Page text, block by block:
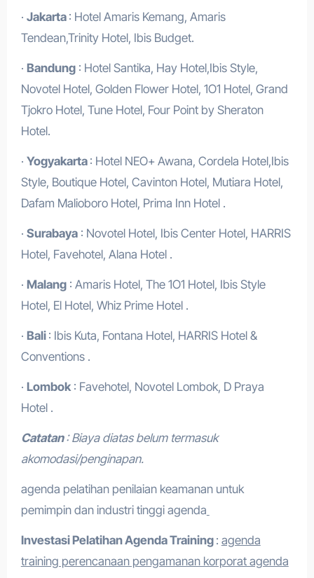
· Jakarta : Hotel Amaris Kemang, Amaris
Tendean,Trinity Hotel, Ibis Budget.
· Bandung: Hotel Santika, Hay Hotel,Ibis Style,
Novotel Hotel, Golden Flower Hotel, 1O1 Hotel, Grand
Tjokro Hotel, Tune Hotel, Four Point by Sheraton
Hotel.
· Yogyakarta : Hotel NEO+ Awana, Cordela Hotel,Ibis
Style, Boutique Hotel, Cavinton Hotel, Mutiara Hotel,
Dafam Malioboro Hotel, Prima Inn Hotel .
· Surabaya: Novotel Hotel, Ibis Center Hotel, HARRIS
Hotel, Favehotel, Alana Hotel .
· Malang: Amaris Hotel, The 1O1 Hotel, Ibis Style
Hotel, El Hotel, Whiz Prime Hotel .
· Bali : Ibis Kuta, Fontana Hotel, HARRIS Hotel &
Conventions .
· Lombok: Favehotel, Novotel Lombok, D Praya
Hotel .
Catatan: Biaya diatas belum termasuk
akomodasi/penginapan.
agenda pelatihan penilaian keamanan untuk
pemimpin dan industri tinggi agenda
Investasi PelatihanAgenda Training : agenda
training perencanaan pengamanan korporat agenda